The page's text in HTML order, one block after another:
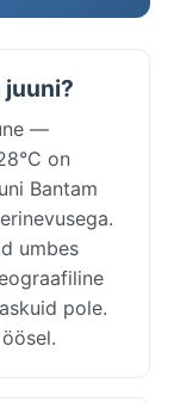
juuni?
—
on
Bantam
umbes
pole.